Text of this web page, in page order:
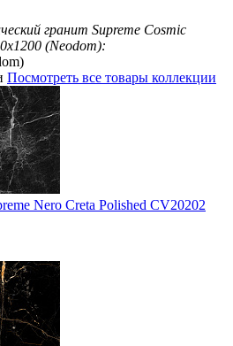
гранит Supreme Cosmic
(Neodom):
Посмотреть все товары коллекции
Nero Creta Polished CV20202